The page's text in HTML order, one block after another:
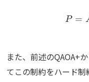
P =
また、前述のQAOA+
てこの制約をハード制